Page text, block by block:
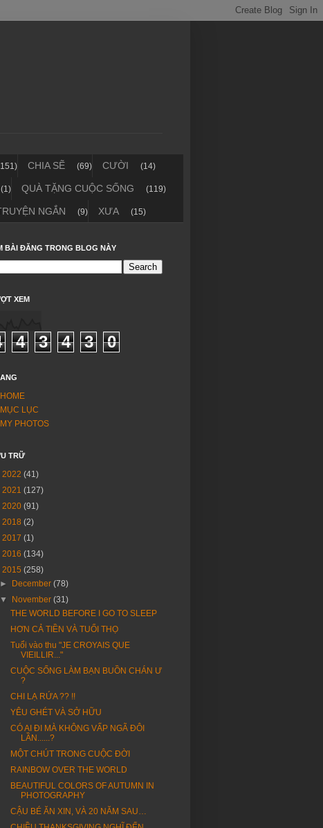
CHIA SẼ (69) CƯỜI (14)
(1) QUÀ TẶNG CUỘC SỐNG (119)
NGẮN (9) XƯA (15)
BÀI ĐĂNG TRONG BLOG NÀY
XEM
4 3 4 3 0
HOME
MỤC LỤC
MY PHOTOS
TRỮ
2022 (41)
2021 (127)
2020 (91)
2018 (2)
2017 (1)
2016 (134)
2015 (258)
►
December(78)
▼
November(31)
THE WORLD BEFORE I GO TO SLEEP
HƠN CẢ TIỀN VÀ TUỔI THỌ
Tuổi vào thu "JE CROYAIS QUE
VIEILLIR..."
CUỘC SỐNG LÀM BẠN BUỒN CHÁN Ư
?
CHI LẠ RỨA ?? !!
YÊU GHÉT VÀ SỞ HỮU
CÓ AI ĐI MÀ KHÔNG VẤP NGÃ ĐÔI
LẦN......?
MỘT CHÚT TRONG CUỘC ĐỜI
RAINBOW OVER THE WORLD
BEAUTIFUL COLORS OF AUTUMN IN
PHOTOGRAPHY
CẬU BÉ ĂN XIN, VÀ 20 NĂM SAU…